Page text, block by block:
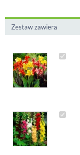
Zestaw zawiera